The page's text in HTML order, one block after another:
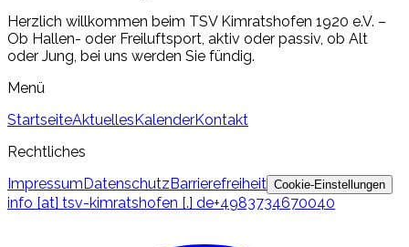
Herzlich willkommen beim TSV Kimratshofen 1920 e.V. –
Ob Hallen- oder Freiluftsport, aktiv oder passiv, ob Alt
oder Jung, bei uns werden Sie fündig.
Menü
StartseiteAktuelles KalenderKontakt
Rechtliches
Impressum Datenschutz Barrierefreiheit Cookie-Einstellungen
info [at] tsv-kimratshofen [.] de+4983734670040